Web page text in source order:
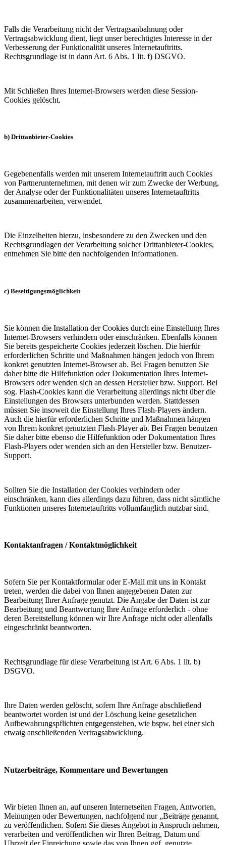
Falls die Verarbeitung nicht der Vertragsanbahnung oder
Vertragsabwicklung dient, liegt unser berechtigtes Interesse in der
Verbesserung der Funktionalität unseres Internetauftritts.
Rechtsgrundlage ist in dann Art. 6 Abs. 1 lit. f) DSGVO.
Mit Schließen Ihres Internet-Browsers werden diese Session-
Cookies gelöscht.
b) Drittanbieter-Cookies
Gegebenenfalls werden mit unserem Internetauftritt auch Cookies
von Partnerunternehmen, mit denen wir zum Zwecke der Werbung,
der Analyse oder der Funktionalitäten unseres Internetauftritts
zusammenarbeiten, verwendet.
Die Einzelheiten hierzu, insbesondere zu den Zwecken und den
Rechtsgrundlagen der Verarbeitung solcher Drittanbieter-Cookies,
entnehmen Sie bitte den nachfolgenden Informationen.
c) Beseitigungsmöglichkeit
Sie können die Installation der Cookies durch eine Einstellung Ihres
Internet-Browsers verhindern oder einschränken. Ebenfalls können
Sie bereits gespeicherte Cookies jederzeit löschen. Die hierfür
erforderlichen Schritte und Maßnahmen hängen jedoch von Ihrem
konkret genutzten Internet-Browser ab. Bei Fragen benutzen Sie
daher bitte die Hilfefunktion oder Dokumentation Ihres Internet-
Browsers oder wenden sich an dessen Hersteller bzw. Support. Bei
sog. Flash-Cookies kann die Verarbeitung allerdings nicht über die
Einstellungen des Browsers unterbunden werden. Stattdessen
müssen Sie insoweit die Einstellung Ihres Flash-Players ändern.
Auch die hierfür erforderlichen Schritte und Maßnahmen hängen
von Ihrem konkret genutzten Flash-Player ab. Bei Fragen benutzen
Sie daher bitte ebenso die Hilfefunktion oder Dokumentation Ihres
Flash-Players oder wenden sich an den Hersteller bzw. Benutzer-
Support.
Sollten Sie die Installation der Cookies verhindern oder
einschränken, kann dies allerdings dazu führen, dass nicht sämtliche
Funktionen unseres Internetauftritts vollumfänglich nutzbar sind.
Kontaktanfragen / Kontaktmöglichkeit
Sofern Sie per Kontaktformular oder E-Mail mit uns in Kontakt
treten, werden die dabei von Ihnen angegebenen Daten zur
Bearbeitung Ihrer Anfrage genutzt. Die Angabe der Daten ist zur
Bearbeitung und Beantwortung Ihre Anfrage erforderlich - ohne
deren Bereitstellung können wir Ihre Anfrage nicht oder allenfalls
eingeschränkt beantworten.
Rechtsgrundlage für diese Verarbeitung ist Art. 6 Abs. 1 lit. b)
DSGVO.
Ihre Daten werden gelöscht, sofern Ihre Anfrage abschließend
beantwortet worden ist und der Löschung keine gesetzlichen
Aufbewahrungspflichten entgegenstehen, wie bspw. bei einer sich
etwaig anschließenden Vertragsabwicklung.
Nutzerbeiträge, Kommentare und Bewertungen
Wir bieten Ihnen an, auf unseren Internetseiten Fragen, Antworten,
Meinungen oder Bewertungen, nachfolgend nur „Beiträge genannt,
zu veröffentlichen. Sofern Sie dieses Angebot in Anspruch nehmen,
verarbeiten und veröffentlichen wir Ihren Beitrag, Datum und
Uhrzeit der Einreichung sowie das von Ihnen ggf. genutzte